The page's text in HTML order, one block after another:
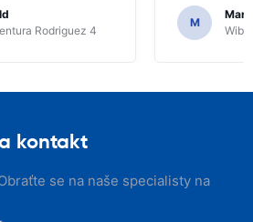
Rodriguez 4
M
kontakt
se na naše specialisty na